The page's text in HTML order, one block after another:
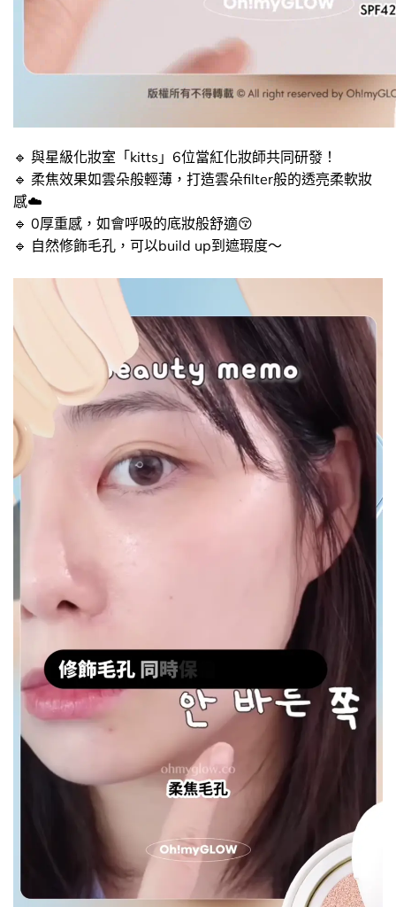
🔹 與星級化妝室「kitts」6位當紅化妝師共同研發！
🔹 柔焦效果如雲朵般輕薄，打造雲朵filter般的透亮柔軟妝
感☁️
🔹 0厚重感，如會呼吸的底妝般舒適😚​
🔹 自然修飾毛孔，可以build up到遮瑕度～